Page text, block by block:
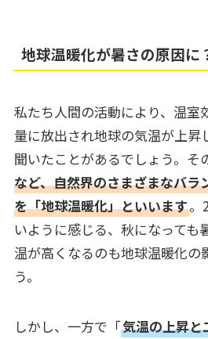
地球温暖化が暑さの原因に
私たち人間の活動により、温室
量に放出され地球の気温が上昇
聞いたことがあるでしょう。そ
など、自然界のさまざまなバラ
を「地球温暖化」といいます。
いように感じる、秋になっても
温が高くなるのも地球温暖化の
う。
しかし、一方で「気温の上昇と